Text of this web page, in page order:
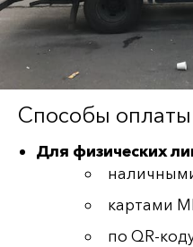
Способы оплаты
Для физических
картами
по QR-